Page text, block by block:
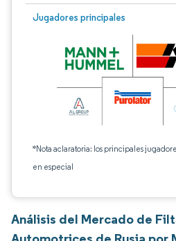
Jugadores principales
*Nota aclaratoria: los principales
en especial
Análisis del Mercado de